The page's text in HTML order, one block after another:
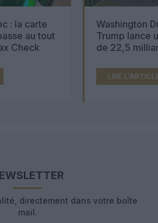
: la carte
au tout
Check
Washington
Trump lance
de 22,5
LIRE
directement dans votre boîte
mail.